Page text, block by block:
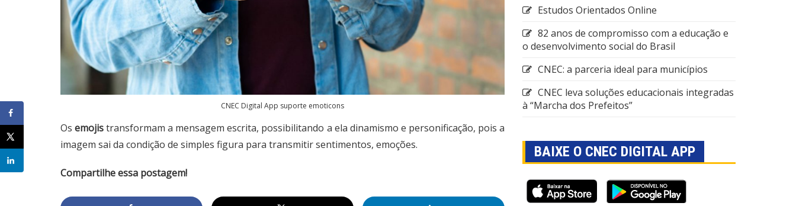
CNEC Digital App suporte emoticons
Osemojistransformam a mensagem escrita, possibilitando a ela dinamismo e personificação, pois a
imagem sai da condição de simples figura para transmitir sentimentos, emoções.
Compartilhe essa postagem!
Estudos Orientados Online
82 anos de compromisso com a educação e
o desenvolvimento social do Brasil
CNEC: a parceria ideal para municípios
CNEC leva soluções educacionais integradas
à “Marcha dos Prefeitos”
BAIXE O CNEC DIGITAL APP